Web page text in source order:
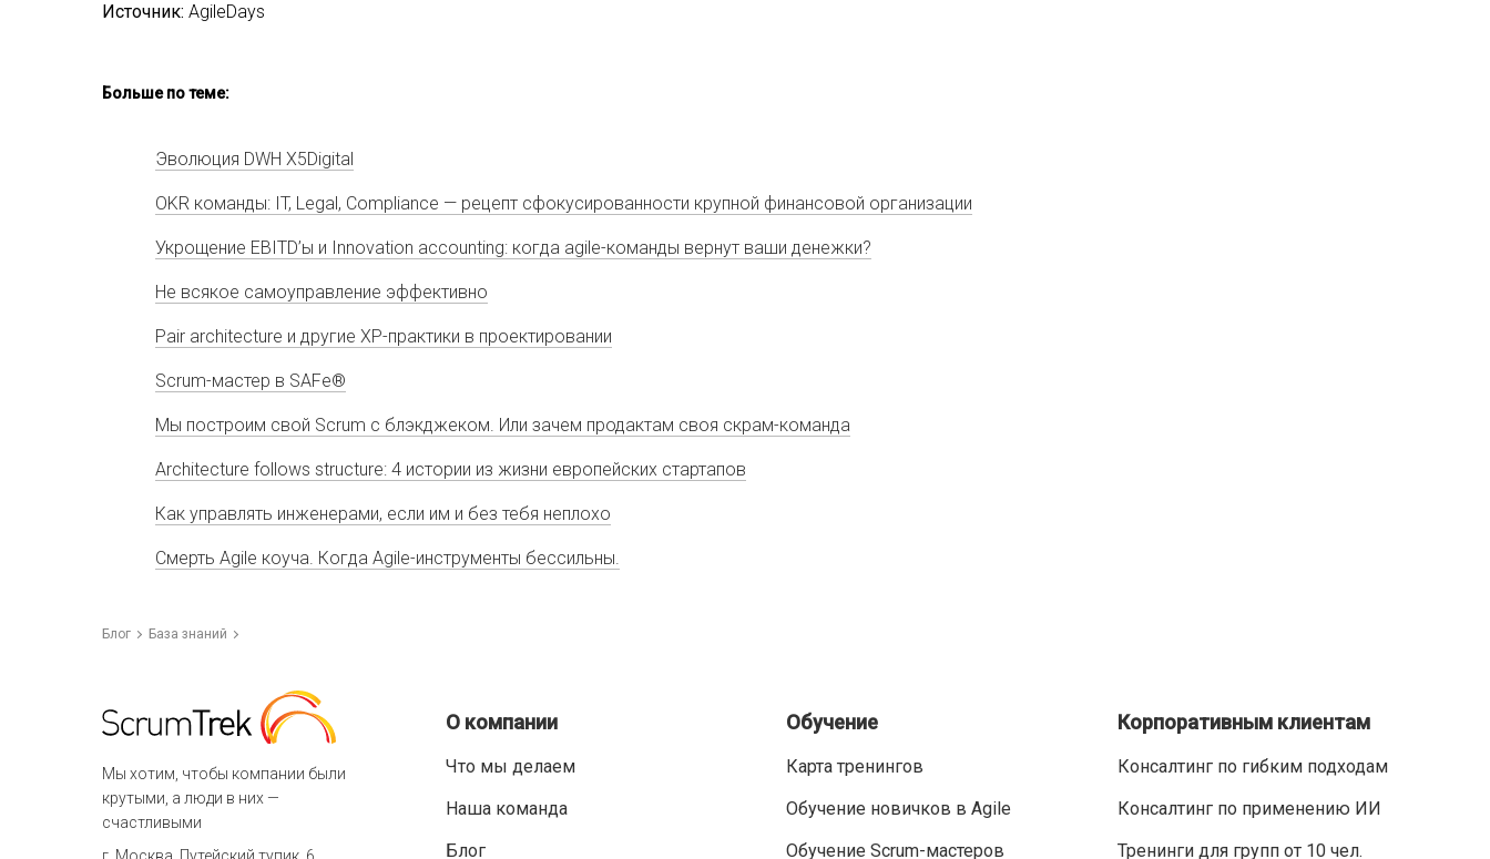
Источник: AgileDays
Больше по теме:
Эволюция DWH X5Digital
OKR команды: IT, Legal, Compliance — рецепт сфокусированности крупной финансовой организации
Укрощение EBITD’ы и Innovation accounting: когда agile-команды вернут ваши денежки?
Не всякое самоуправление эффективно
Pair architecture и другие XP-практики в проектировании
Scrum-мастер в SAFe®
Мы построим свой Scrum с блэкджеком. Или зачем продактам своя скрам-команда
Architecture follows structure: 4 истории из жизни европейских стартапов
Как управлять инженерами, если им и без тебя неплохо
Смерть Agile коуча. Когда Agile-инструменты бессильны.
Блог База знаний
Мы хотим, чтобы компании были
крутыми, а люди в них —
счастливыми
О компании
Что мы делаем
Наша команда
Блог
Обучение
Карта тренингов
Обучение новичков в Agile
Обучение Scrum-мастеров
Корпоративным клиентам
Консалтинг по гибким подходам
Консалтинг по применению ИИ
Тренинги для групп от 10 чел.